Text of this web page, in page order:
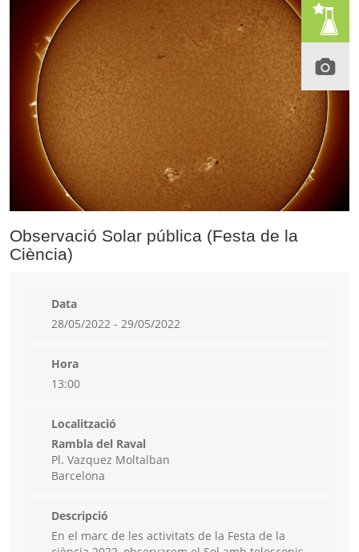
Observació Solar pública (Festa de la
Ciència)
Data
28/05/2022 - 29/05/2022
Hora
13:00
Localització
Rambla del Raval
Pl. Vazquez Moltalban
Barcelona
Descripció
En el marc de les activitats de la Festa de la